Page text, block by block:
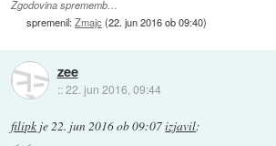
Zgodovina sprememb…
spremenil:Zmajc (22. jun 2016 ob 09:40)
zee
::22. jun 2016, 09:44
filipk je 22. jun 2016 ob 09:07izjavil: